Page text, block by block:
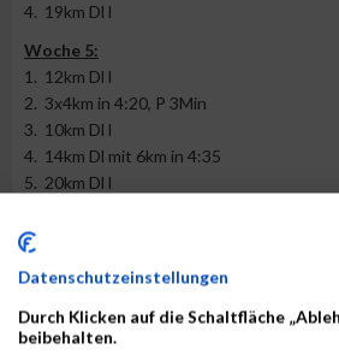
4. 19km Dl l
Woche 5:
1. 12km Dl l
2. 3x4km in 4:20, P 3Min
3. 10km Dl l
4. 14km Dl mit 6km in 4:35
5. 20km Dl l
1. 12km Dl l
2. 5-4-3km in 4:15-4:20, P 3Min
4. 14km Dl l
Datenschutzeinstellungen
Durch Klicken auf die Schaltfläche
beibehalten.